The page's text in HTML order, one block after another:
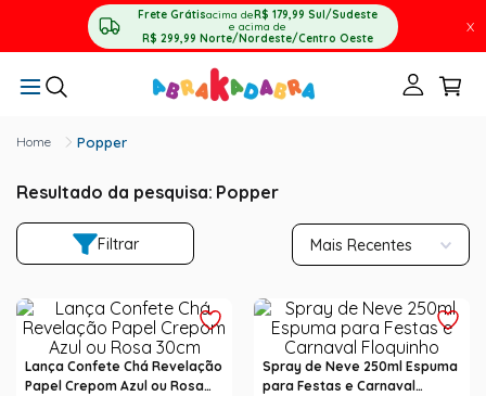
Frete Grátisacima deR$ 179,99 Sul/Sudeste
e acima de
R$ 299,99 Norte/Nordeste/Centro Oeste
X
Popper
Resultado da pesquisa: Popper
Filtrar Mais Recentes
Lança Confete Chá Revelação
Papel Crepom Azul ou Rosa
Spray de Neve 250ml Espuma
para Festas e Carnaval